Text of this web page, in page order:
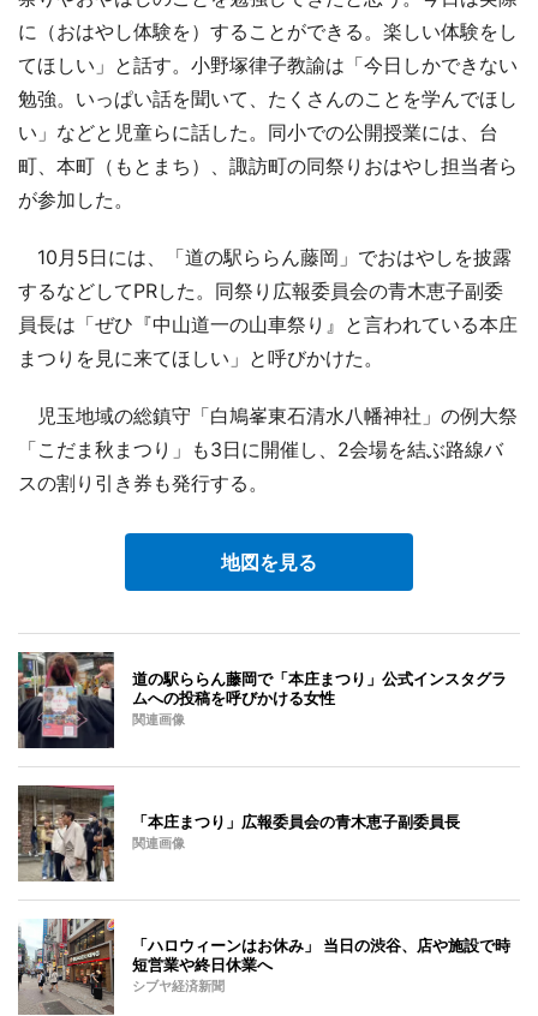
に（おはやし体験を）することができる。楽しい体験をし
てほしい」と話す。小野塚律子教諭は「今日しかできない
勉強。いっぱい話を聞いて、たくさんのことを学んでほし
い」などと児童らに話した。同小での公開授業には、台
町、本町（もとまち）、諏訪町の同祭りおはやし担当者ら
が参加した。
10月5日には、「道の駅ららん藤岡」でおはやしを披露
するなどしてPRした。同祭り広報委員会の青木恵子副委
員長は「ぜひ『中山道一の山車祭り』と言われている本庄
まつりを見に来てほしい」と呼びかけた。
児玉地域の総鎮守「白鳩峯東石清水八幡神社」の例大祭
「こだま秋まつり」も3日に開催し、2会場を結ぶ路線バ
スの割り引き券も発行する。
地図を見る
道の駅ららん藤岡で「本庄まつり」公式インスタグラ
ムへの投稿を呼びかける女性
関連画像
「本庄まつり」広報委員会の青木恵子副委員長
関連画像
「ハロウィーンはお休み」 当日の渋谷、店や施設で時
短営業や終日休業へ
シブヤ経済新聞